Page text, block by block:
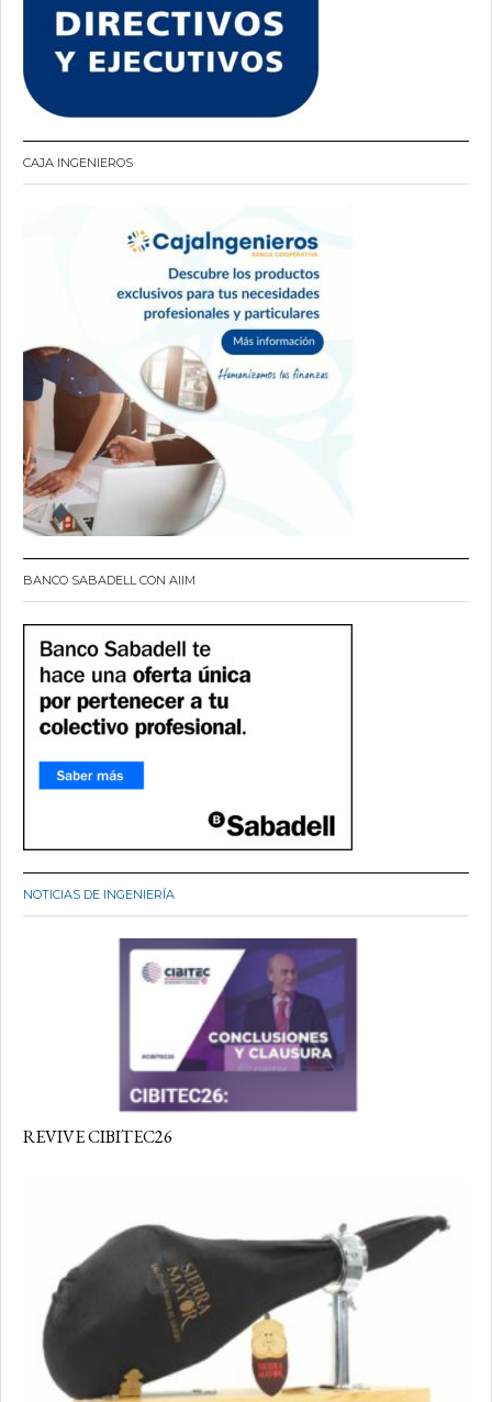
CAJA INGENIEROS
BANCO SABADELL CON AIIM
NOTICIAS DE INGENIERÍA
REVIVE CIBITEC26